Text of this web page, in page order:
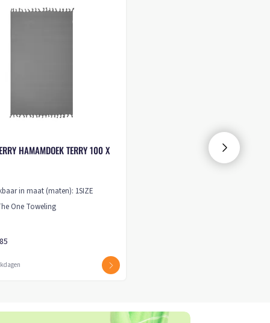
HAMAMDOEK TERRY 100 X
in maat (maten): 1SIZE
One Toweling